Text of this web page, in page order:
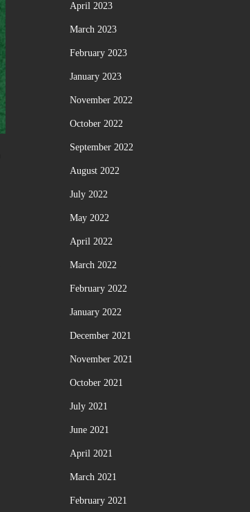
April 2023
March 2023
February 2023
January 2023
November 2022
October 2022
September 2022
August 2022
July 2022
May 2022
April 2022
March 2022
February 2022
January 2022
December 2021
November 2021
October 2021
July 2021
June 2021
April 2021
March 2021
February 2021